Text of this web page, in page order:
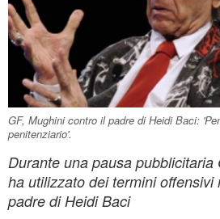
GF, Mughini contro il padre di Heidi Baci:
penitenziario'.
Durante una pausa
ha utilizzato dei termini offensivi
padre di Heidi Baci